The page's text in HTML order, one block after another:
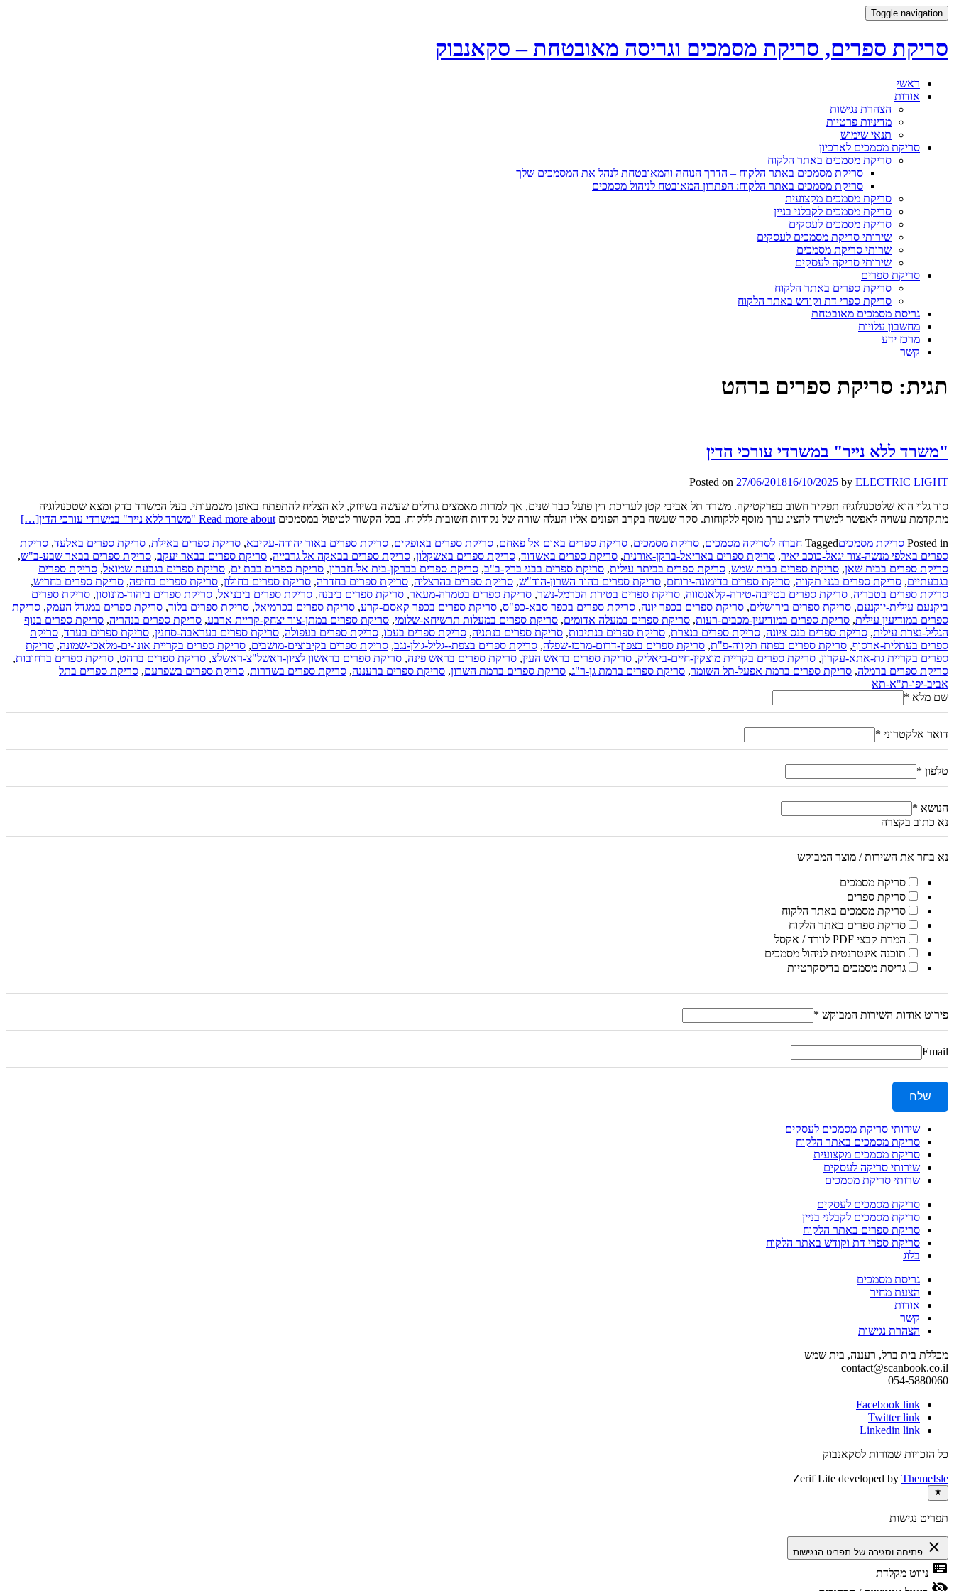
Toggle navigation
סריקת ספרים, סריקת מסמכים וגריסה מאובטחת – סקאנבוק
Skip
ראשי
אודות
הצהרת נגישות
מדיניות פרטיות
תנאי שימוש
סריקת מסמכים לארכיון
סריקת מסמכים באתר הלקוח
סריקת מסמכים באתר הלקוח – הדרך הנוחה והמאובטחת לנהל את המסמכים שלך
סריקת מסמכים באתר הלקוח: הפתרון המאובטח לניהול מסמכים
סריקת מסמכים מקצועית
סריקת מסמכים לקבלני בניין
סריקת מסמכים לעסקים
שירותי סריקת מסמכים לעסקים
שרותי סריקת מסמכים
שירותי סריקה לעסקים
סריקת ספרים
סריקת ספרים באתר הלקוח
סריקת ספרי דת וקודש באתר הלקוח
גריסת מסמכים מאובטחת
מחשבון עלויות
מרכז ידע
קשר
תגית: סריקת ספרים ברהט
"משרד ללא נייר" במשרדי עורכי הדין
Posted on 27/06/201816/10/2025 by ELECTRIC LIGHT
סוד גלוי הוא שלטכנולוגיה תפקיד חשוב בפרקטיקה. משרד תל אביבי קטן לעריכת דין פועל כבר שנים, אך למרות מאמצים גדולים שעשה בשיווק, לא הצליח להתפתח באופן משמעותי. בעל המשרד בדק ומצא שטכנולוגיה
מתקדמת עשויה לאפשר למשרד להציג ערך מוסף ללקוחות. סקר שעשה בקרב הפונים אליו העלה שורה של נקודות חשובות ללקוח. בכל הקשור לטיפול במסמכים Read more about "משרד ללא נייר" במשרדי עורכי הדין
[…]
Posted in סריקת מסמכיםTagged חברה לסריקה מסמכים, סריקת מסמכים, סריקת ספרים באום אל פאחם, סריקת ספרים באופקים, סריקת ספרים באור יהודה-עקיבא, סריקת ספרים באילת, סריקת ספרים באלעד, סריקת
ספרים באלפי מנשה-צור יגאל-כוכב יאיר, סריקת ספרים באריאל-ברקן-אורנית, סריקת ספרים באשדוד, סריקת ספרים באשקלון, סריקת ספרים בבאקה אל גרבייה, סריקת ספרים בבאר יעקב, סריקת ספרים בבאר שבע-ב"ש,
סריקת ספרים בבית שאן, סריקת ספרים בבית שמש, סריקת ספרים בביתר עילית, סריקת ספרים בבני ברק-ב"ב, סריקת ספרים בברקן-בית אל-חברון, סריקת ספרים בבת ים, סריקת ספרים בגבעת שמואל, סריקת ספרים
בגבעתיים, סריקת ספרים בגני תקווה, סריקת ספרים בדימונה-ירוחם, סריקת ספרים בהוד השרון-הוד"ש, סריקת ספרים בהרצליה, סריקת ספרים בחדרה, סריקת ספרים בחולון, סריקת ספרים בחיפה, סריקת ספרים בחריש,
סריקת ספרים בטבריה, סריקת ספרים בטייבה-טירה-קלאנסווה, סריקת ספרים בטירת הכרמל-נשר, סריקת ספרים בטמרה-מעאר, סריקת ספרים ביבנה, סריקת ספרים ביבניאל, סריקת ספרים ביהוד-מונוסון, סריקת ספרים
ביקנעם עילית-יוקנעם, סריקת ספרים בירושלים, סריקת ספרים בכפר יונה, סריקת ספרים בכפר סבא-כפ"ס, סריקת ספרים בכפר קאסם-קרע, סריקת ספרים בכרמיאל, סריקת ספרים בלוד, סריקת ספרים במגדל העמק, סריקת
ספרים במודיעין עילית, סריקת ספרים במודיעין-מכבים-רעות, סריקת ספרים במעלה אדומים, סריקת ספרים במעלות תרשיחא-שלומי, סריקת ספרים במתן-צור יצחק-קריית ארבע, סריקת ספרים בנהריה, סריקת ספרים בנוף
הגליל-נצרת עילית, סריקת ספרים בנס ציונה, סריקת ספרים בנצרת, סריקת ספרים בנתיבות, סריקת ספרים בנתניה, סריקת ספרים בעכו, סריקת ספרים בעפולה, סריקת ספרים בעראבה-סחנין, סריקת ספרים בערד, סריקת
ספרים בעתלית-ארסוף, סריקת ספרים בפתח תקווה-פ"ת, סריקת ספרים בצפון-דרום-מרכז-שפלה, סריקת ספרים בצפת--גליל-גולן-נגב, סריקת ספרים בקיבוצים-מושבים, סריקת ספרים בקריית אונו-ים-מלאכי-שמונה, סריקת
ספרים בקריית גת-אתא-עקרון, סריקת ספרים בקריית מוצקין-חיים-ביאליק, סריקת ספרים בראש העין, סריקת ספרים בראש פינה, סריקת ספרים בראשון לציון-ראשל"צ-ראשלצ, סריקת ספרים ברהט, סריקת ספרים ברחובות,
סריקת ספרים ברמלה, סריקת ספרים ברמת אפעל-תל השומר, סריקת ספרים ברמת גן-ר"ג, סריקת ספרים ברמת השרון, סריקת ספרים ברעננה, סריקת ספרים בשדרות, סריקת ספרים בשפרעם, סריקת ספרים בתל
אביב-יפו-ת"א-תא
שם מלא *
דואר אלקטרוני *
טלפון *
הנושא *
נא כתוב בקצרה
נא בחר את השירות / מוצר המבוקש
סריקת מסמכים
סריקת ספרים
סריקת מסמכים באתר הלקוח
סריקת ספרים באתר הלקוח
המרת קבצי PDF לוורד / אקסל
תוכנה אינטרנטית לניהול מסמכים
גריסת מסמכים בדיסקרטיות
פירוט אודות השירות המבוקש *
Email
שלח
שירותי סריקת מסמכים לעסקים
סריקת מסמכים באתר הלקוח
סריקת מסמכים מקצועית
שירותי סריקה לעסקים
שרותי סריקת מסמכים
סריקת מסמכים לעסקים
סריקת מסמכים לקבלני בניין
סריקת ספרים באתר הלקוח
סריקת ספרי דת וקודש באתר הלקוח
בלוג
גריסת מסמכים
הצעת מחיר
אודות
קשר
הצהרת נגישות
מכללת בית ברל, רעננה, בית שמש
contact@scanbook.co.il
054-5880060
Facebook link
Twitter link
Linkedin link
כל הזכויות שמורות לסקאנבוק
Zerif Lite developed by ThemeIsle
תפריט נגישות
close פתיחה וסגירה של תפריט הנגישות
keyboard ניווט מקלדת